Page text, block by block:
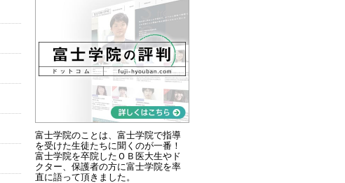
富士学院のことは、富士学院で指導
を受けた生徒たちに聞くのが一番！
富士学院を卒院したＯＢ医大生やド
クター、保護者の方に富士学院を率
直に語って頂きました。